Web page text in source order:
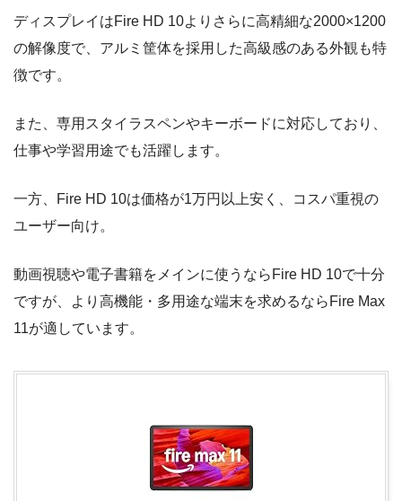
ディスプレイはFire HD 10よりさらに高精細な2000×1200
の解像度で、アルミ筐体を採用した高級感のある外観も特
徴です。
また、専用スタイラスペンやキーボードに対応しており、
仕事や学習用途でも活躍します。
一方、Fire HD 10は価格が1万円以上安く、コスパ重視の
ユーザー向け。
動画視聴や電子書籍をメインに使うならFire HD 10で十分
ですが、より高機能・多用途な端末を求めるならFire Max
11が適しています。